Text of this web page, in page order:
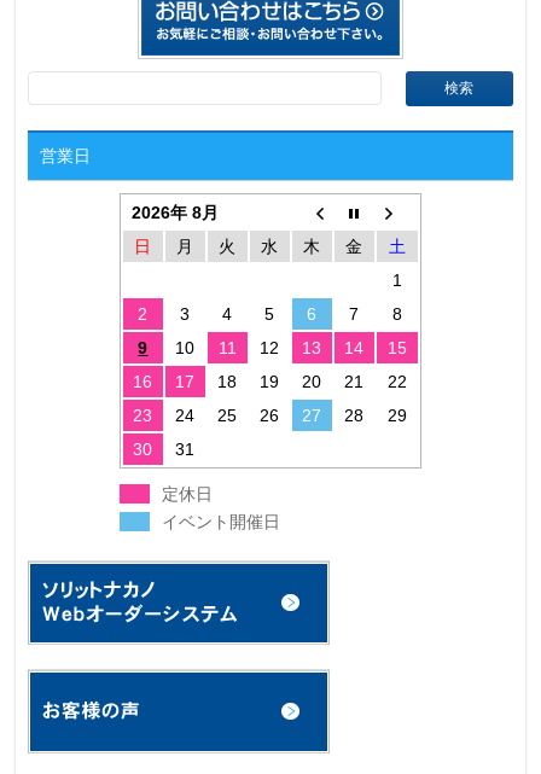
営業日
2026年 8月
日
月 火 水 木 金
土
1
2
3 4 5 6 7
8
9
10 11 12 13 14
15
16
17 18 19 20 21
22
23
24 25 26 27 28
29
30
31
定休日
イベント開催日